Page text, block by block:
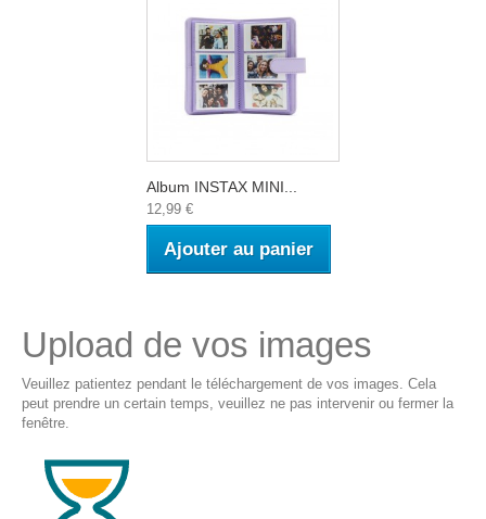
Album INSTAX MINI...
12,99 €
Ajouter au panier
Upload de vos images
Veuillez patientez pendant le téléchargement de vos images. Cela
peut prendre un certain temps, veuillez ne pas intervenir ou fermer la
fenêtre.